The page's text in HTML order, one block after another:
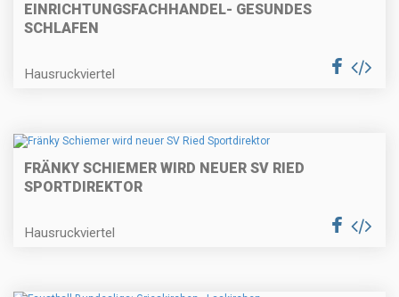
EINRICHTUNGSFACHHANDEL- GESUNDES
SCHLAFEN
Hausruckviertel
FRÄNKY SCHIEMER WIRD NEUER SV RIED
SPORTDIREKTOR
Hausruckviertel